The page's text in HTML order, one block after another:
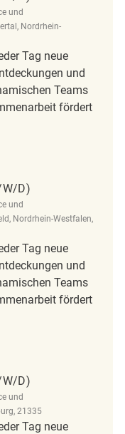
und
Nordrhein-
Tag neue
und
Teams
fördert
W/D)
und
Nordrhein-Westfalen,
Tag neue
und
Teams
fördert
W/D)
und
21335
Tag neue